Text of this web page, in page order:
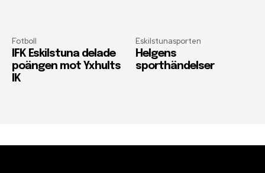
Fotboll
IFK Eskilstuna delade
poängen mot Yxhults
IK
Eskilstunasporten
Helgens
sporthändelser